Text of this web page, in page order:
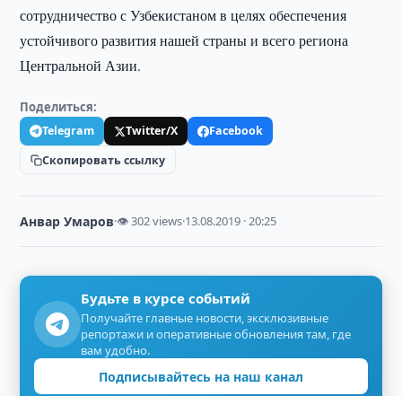
сотрудничество с Узбекистаном в целях обеспечения
устойчивого развития нашей страны и всего региона
Центральной Азии.
Поделиться:
Telegram Twitter/X
Facebook
Скопировать ссылку
Анвар Умаров·👁 302 views·13.08.2019 · 20:25
Будьте в курсе событий
Получайте главные новости, эксклюзивные
репортажи и оперативные обновления там, где
вам удобно.
Подписывайтесь на наш канал